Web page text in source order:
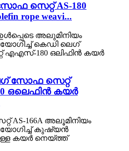
സെറ്റ് AS-180
rope weavi...
സോഫ സെറ്റ്
ഒലെഫിൻ കയർ